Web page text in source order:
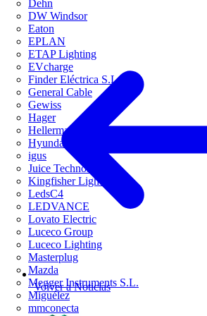
Dehn
DW Windsor
Eaton
EPLAN
ETAP Lighting
EVcharge
Finder Eléctrica S.L.U
General Cable
Gewiss
Hager
HellermannTyton
Hyundai Electric
igus
Juice Technology
Kingfisher Lighting
LedsC4
LEDVANCE
Lovato Electric
Luceco Group
Luceco Lighting
Masterplug
Mazda
Megger Instruments S.L.
Miguélez
mmconecta
Volver a Noticias